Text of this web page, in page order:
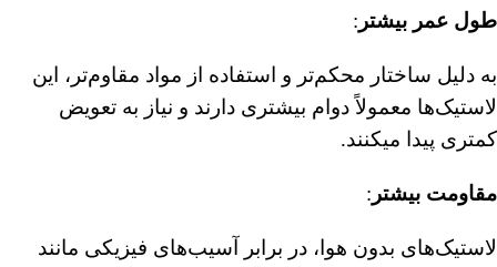
︎طول عمر بیشتر :
به دلیل ساختار محکم‌تر و استفاده از مواد مقاوم‌تر، این
لاستیک‌ها معمولاً دوام بیشتری دارند و نیاز به تعویض
کمتری پیدا میکنند.
مقاومت بیشتر :
لاستیک‌های بدون هوا، در برابر آسیب‌های فیزیکی مانند